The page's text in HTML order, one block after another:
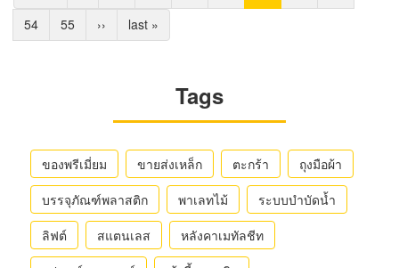
หน้า
page
Page
54 Page
55
Next
page
››
Last
page
last »
Tags
ของพรีเมี่ยม ขายส่งเหล็ก ตะกร้า
ถุงมือผ้า
บรรจุภัณฑ์พลาสติก
พาเลทไม้
ระบบบำบัดน้ำ
ลิฟต์
สแตนเลส
หลังคาเมทัลชีท